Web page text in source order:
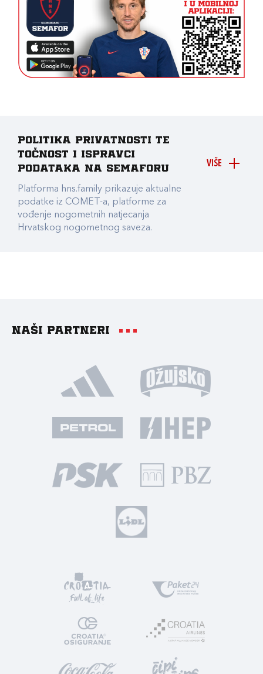
VIŠE
Politika privatnosti te
točnost i ispravci
podataka na Semaforu
Platforma hns.family prikazuje aktualne
podatke iz COMET-a, platforme za
vođenje nogometnih natjecanja
Hrvatskog nogometnog saveza.
Naši partneri